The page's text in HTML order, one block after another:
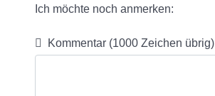
Ich möchte noch anmerken:
Kommentar (1000 Zeichen übrig)